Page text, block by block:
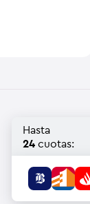
Hasta
24 cuotas: